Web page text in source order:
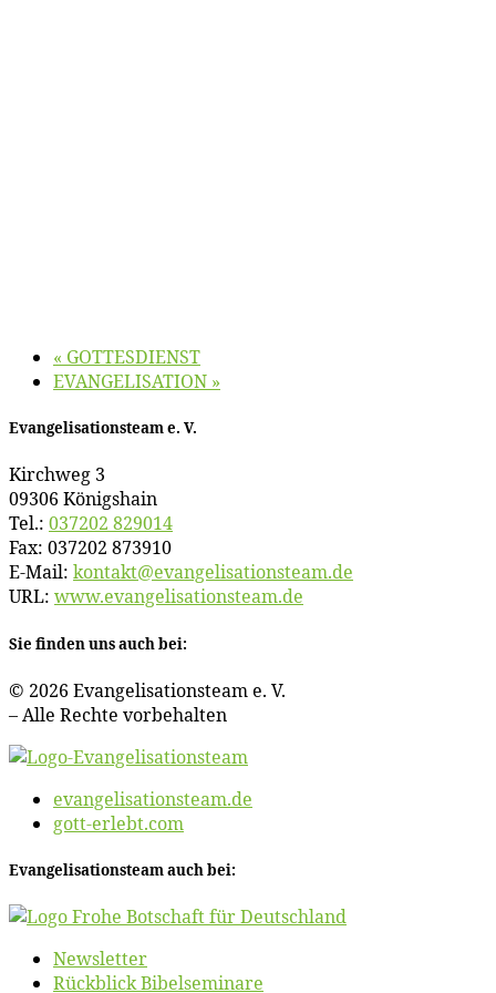
« GOTTESDIENST
EVANGELISATION »
Evan­ge­li­sa­ti­ons­team e. V.
Kirch­weg 3
09306 Königshain
Tel.: 037202 829014
Fax: 037202 873910
E‑Mail: kontakt@​evangelisationsteam.​de
URL: www​.evan​ge​li​sa​ti​ons​team​.de
Sie fin­den uns auch bei:
© 2026 Evan­ge­li­sa­ti­ons­team e. V.
– Al­le Rech­te vorbehalten
evangelisationsteam.de
gott-erlebt.com
Evan­ge­li­sa­ti­ons­team auch bei:
News­let­ter
Rück­blick Bibelseminare